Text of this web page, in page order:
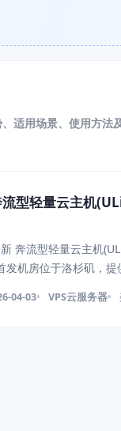
适用场景、使用方法
型轻量云主机
奔流型轻量云主机
发机房位于洛杉矶，
流量轻量型工作负载
04-03 VPS云服务器